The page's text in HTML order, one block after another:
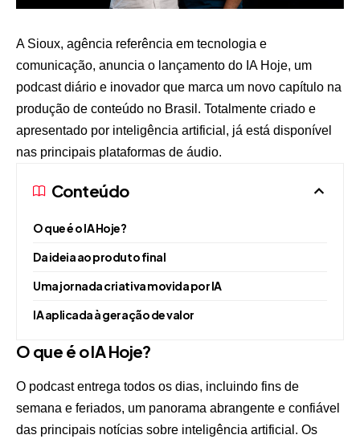
A Sioux, agência referência em tecnologia e
comunicação, anuncia o lançamento do IA Hoje, um
podcast diário e inovador que marca um novo capítulo na
produção de conteúdo no Brasil. Totalmente criado e
apresentado por inteligência artificial, já está disponível
nas principais plataformas de áudio.
Conteúdo
O que é o IA Hoje?
Da ideia ao produto final
Uma jornada criativa movida por IA
IA aplicada à geração de valor
O que é o IA Hoje?
O podcast entrega todos os dias, incluindo fins de
semana e feriados, um panorama abrangente e confiável
das principais notícias sobre inteligência artificial. Os